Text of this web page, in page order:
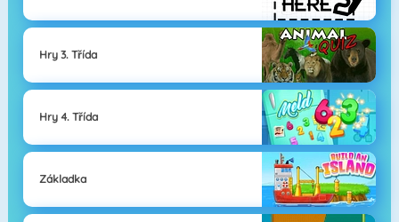
Hry 3. Třída
Hry 4. Třída
Základka